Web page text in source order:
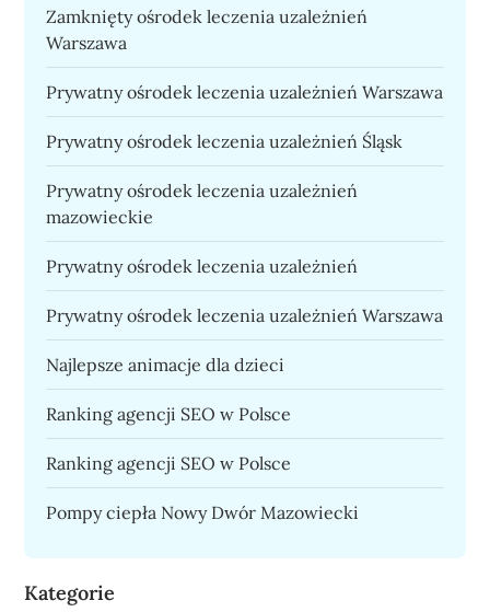
Zamknięty ośrodek leczenia uzależnień
Warszawa
Prywatny ośrodek leczenia uzależnień Warszawa
Prywatny ośrodek leczenia uzależnień Śląsk
Prywatny ośrodek leczenia uzależnień
mazowieckie
Prywatny ośrodek leczenia uzależnień
Prywatny ośrodek leczenia uzależnień Warszawa
Najlepsze animacje dla dzieci
Ranking agencji SEO w Polsce
Ranking agencji SEO w Polsce
Pompy ciepła Nowy Dwór Mazowiecki
Kategorie